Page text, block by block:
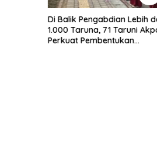
Di Balik Pengabdian Lebih dari
1.000 Taruna, 71 Taruni Akpol
Perkuat Pembentukan